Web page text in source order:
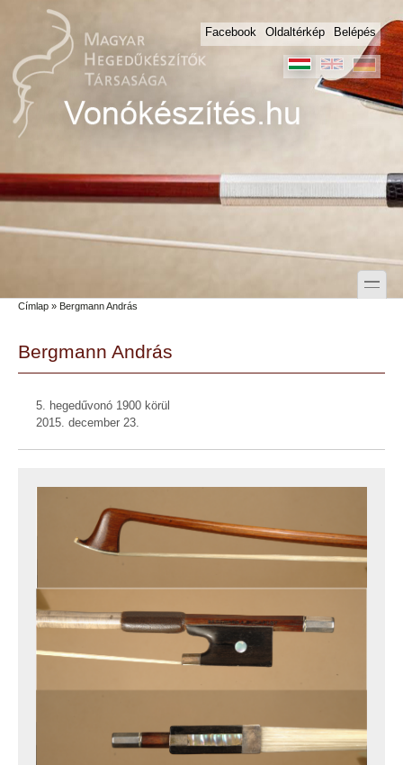
Skip to main content
Skip to search
Facebook
Oldaltérkép Belépés
toggle
Secondary menu
Címlap » Bergmann András
Bergmann András
5. hegedűvonó 1900 körül
2015. december 23.